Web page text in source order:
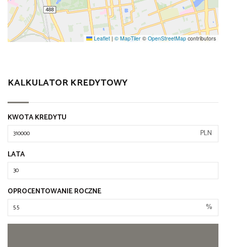
Leaflet | © MapTiler © OpenStreetMap contributors
KALKULATOR KREDYTOWY
KWOTA KREDYTU
PLN
LATA
OPROCENTOWANIE ROCZNE
%